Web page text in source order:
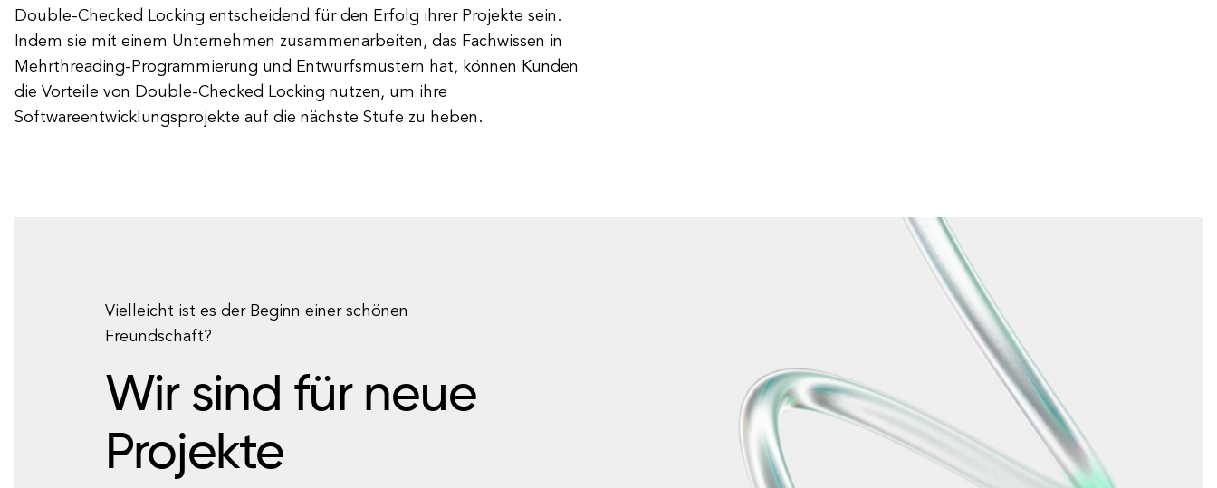
Double-Checked Locking entscheidend für den Erfolg ihrer Projekte sein.
Indem sie mit einem Unternehmen zusammenarbeiten, das Fachwissen in
Mehrthreading-Programmierung und Entwurfsmustern hat, können Kunden
die Vorteile von Double-Checked Locking nutzen, um ihre
Softwareentwicklungsprojekte auf die nächste Stufe zu heben.
Vielleicht ist es der Beginn einer schönen
Freundschaft?
Wir sind für neue
Projekte